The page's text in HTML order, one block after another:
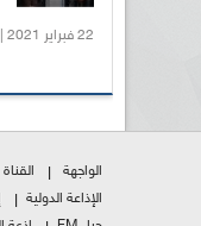
22 فبراير 2021 |
الواجهة
الإذاعة الدولية